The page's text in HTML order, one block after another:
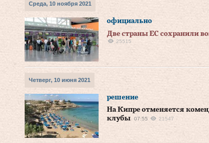
Среда, 10 ноября 2021
официально
Две страны ЕС сохранили
25515
Четверг, 10 июня 2021
решение
На Кипре отменяется
клубы
07:55 21547